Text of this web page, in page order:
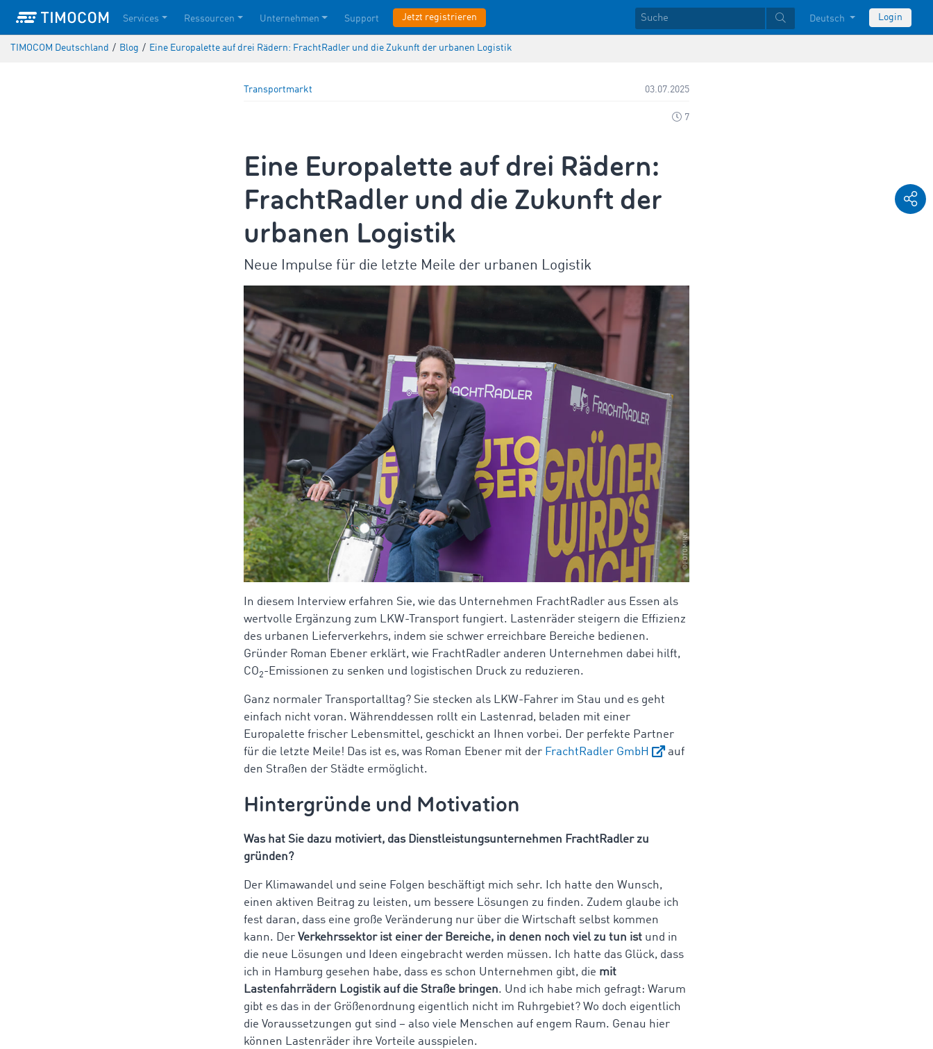
Services Ressourcen Unternehmen Support Jetzt registrieren Deutsch Login
TIMOCOM Deutschland / Blog / Eine Europalette auf drei Rädern: FrachtRadler und die Zukunft der urbanen Logistik
Transportmarkt 03.07.2025
7
Eine Europalette auf drei Rädern:
FrachtRadler und die Zukunft der
urbanen Logistik
Neue Impulse für die letzte Meile der urbanen Logistik
In diesem Interview erfahren Sie, wie das Unternehmen FrachtRadler aus Essen als
wertvolle Ergänzung zum LKW-Transport fungiert. Lastenräder steigern die Effizienz
des urbanen Lieferverkehrs, indem sie schwer erreichbare Bereiche bedienen.
Gründer Roman Ebener erklärt, wie FrachtRadler anderen Unternehmen dabei hilft,
CO2-Emissionen zu senken und logistischen Druck zu reduzieren.
Ganz normaler Transportalltag? Sie stecken als LKW-Fahrer im Stau und es geht
einfach nicht voran. Währenddessen rollt ein Lastenrad, beladen mit einer
Europalette frischer Lebensmittel, geschickt an Ihnen vorbei. Der perfekte Partner
für die letzte Meile! Das ist es, was Roman Ebener mit der FrachtRadler GmbH
auf
den Straßen der Städte ermöglicht.
Hintergründe und Motivation
Was hat Sie dazu motiviert, das Dienstleistungsunternehmen FrachtRadler zu
gründen?
Der Klimawandel und seine Folgen beschäftigt mich sehr. Ich hatte den Wunsch,
einen aktiven Beitrag zu leisten, um bessere Lösungen zu finden. Zudem glaube ich
fest daran, dass eine große Veränderung nur über die Wirtschaft selbst kommen
kann. Der Verkehrssektor ist einer der Bereiche, in denen noch viel zu tun ist und in
die neue Lösungen und Ideen eingebracht werden müssen. Ich hatte das Glück, dass
ich in Hamburg gesehen habe, dass es schon Unternehmen gibt, die mit
Lastenfahrrädern Logistik auf die Straße bringen. Und ich habe mich gefragt: Warum
gibt es das in der Größenordnung eigentlich nicht im Ruhrgebiet? Wo doch eigentlich
die Voraussetzungen gut sind – also viele Menschen auf engem Raum. Genau hier
können Lastenräder ihre Vorteile ausspielen.